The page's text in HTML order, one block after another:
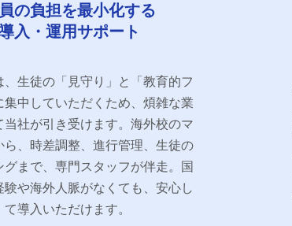
の負担を最小化する
入・運用サポート
、生徒の「見守り」と「教育的フ
集中していただくため、煩雑な業
当社が引き受けます。海外校のマ
ら、時差調整、進行管理、生徒の
グまで、専門スタッフが伴走。国
験や海外人脈がなくても、安心し
て導入いただけます。